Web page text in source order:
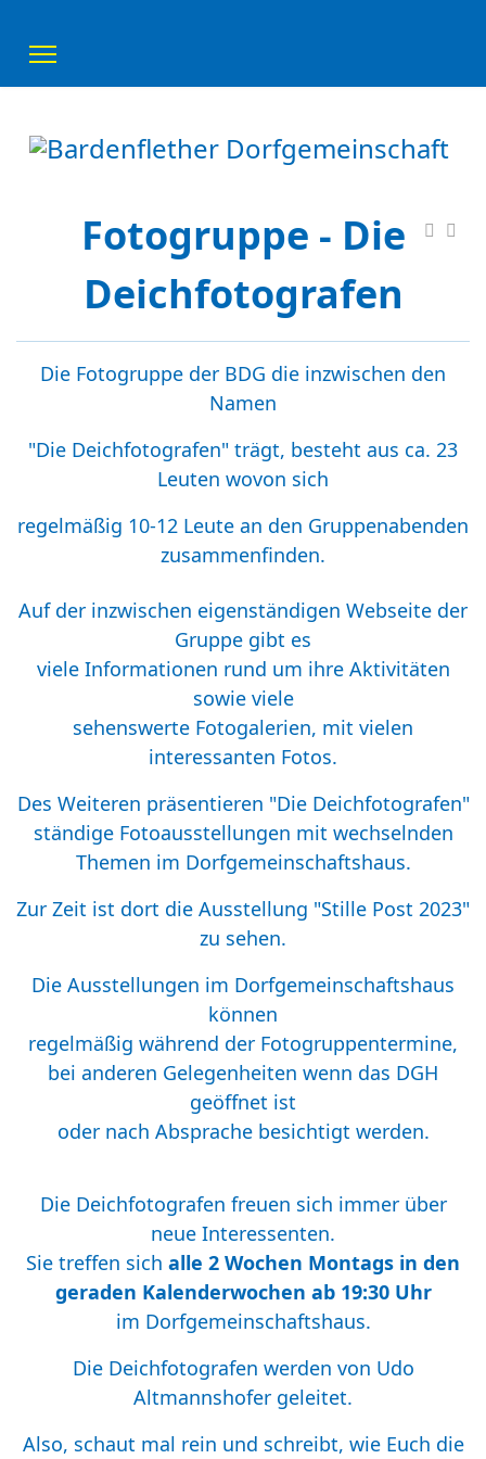
Fotogruppe - Die
Deichfotografen
Die Fotogruppe der BDG die inzwischen den
Namen
"Die Deichfotografen" trägt, besteht aus ca. 23
Leuten wovon sich
regelmäßig 10-12 Leute an den Gruppenabenden
zusammenfinden.
Auf der inzwischen eigenständigen Webseite der
Gruppe gibt es
viele Informationen rund um ihre Aktivitäten
sowie viele
sehenswerte Fotogalerien, mit vielen
interessanten Fotos.
Des Weiteren präsentieren "Die Deichfotografen"
ständige Fotoausstellungen mit wechselnden
Themen im Dorfgemeinschaftshaus.
Zur Zeit ist dort die Ausstellung "Stille Post 2023"
zu sehen.
Die Ausstellungen im Dorfgemeinschaftshaus
können
regelmäßig während der Fotogruppentermine,
bei anderen Gelegenheiten wenn das DGH
geöffnet ist
oder nach Absprache besichtigt werden.
Die Deichfotografen freuen sich immer über
neue Interessenten.
Sie treffen sich alle 2 Wochen Montags in den
geraden Kalenderwochen ab 19:30 Uhr
im Dorfgemeinschaftshaus.
Die Deichfotografen werden von Udo
Altmannshofer geleitet.
Also, schaut mal rein und schreibt, wie Euch die